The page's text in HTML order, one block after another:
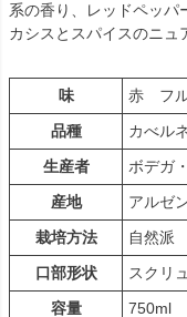
系の香り、レッドペッパ
カシスとスパイスのニュ
味
赤 フル
品種
カべル
生産者
ボデガ
産地
アルゼ
栽培方法
自然派
口部形状
スクリ
容量
750ml